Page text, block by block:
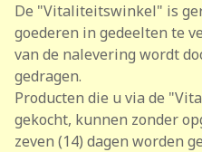
De "Vitaliteitswinkel" is
goederen in gedeelten te
van de nalevering wordt
gedragen.
Producten die u via de
gekocht, kunnen zonder
zeven (14) dagen worden